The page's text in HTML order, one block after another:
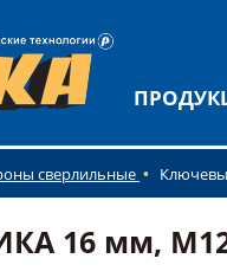
сверлильные
16 мм, M12